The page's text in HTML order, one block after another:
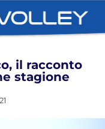
il racconto
stagione